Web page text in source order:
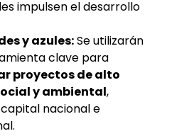
impulsen el desarrollo
y azules:Se utilizarán
clave para
proyectos de alto
y ambiental,
nacional e